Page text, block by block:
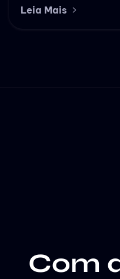
Leia Mais
Com